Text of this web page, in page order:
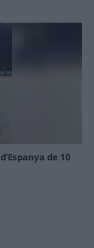
de 10